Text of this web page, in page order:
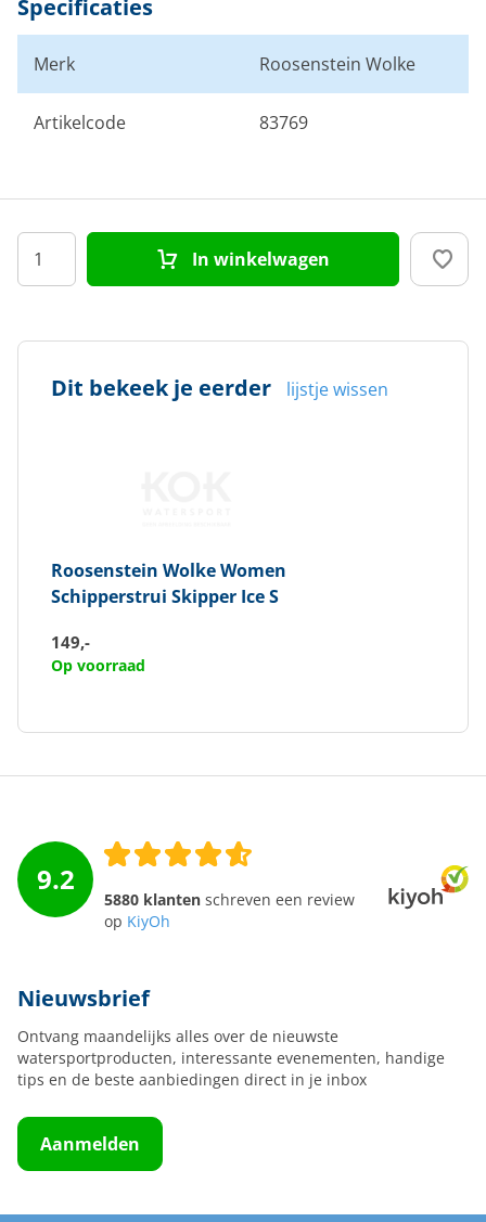
Specificaties
Merk Roosenstein Wolke
Artikelcode 83769
In winkelwagen
Dit bekeek je eerder lijstje wissen
Roosenstein WolkeWomen
Schipperstrui Skipper Ice S
149,-
Op voorraad
9.2
5880 klanten schreven een review
op KiyOh
Nieuwsbrief
Ontvang maandelijks alles over de nieuwste
watersportproducten, interessante evenementen, handige
tips en de beste aanbiedingen direct in je inbox
Aanmelden